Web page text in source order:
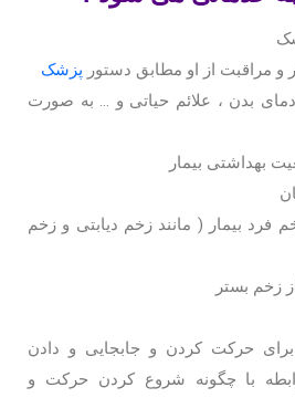
مراقبت از او مطابق دستور پزشک
بدن ، علائم حیاتی و … به صورت
بهداشتی بیمار
فرد بیمار ( مانند زخم دیابتی و زخم
زخم بستر
حرکت کردن و جابجایی و دادن
با چگونه شروع کردن حرکت و